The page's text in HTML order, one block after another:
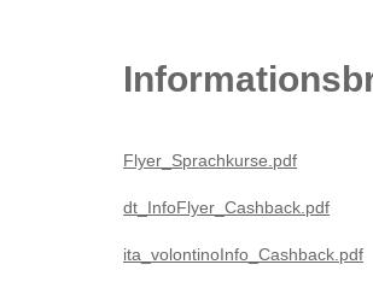
Flyer_Sprachkurse.pdf
dt_InfoFlyer_Cashback.pdf
ita_volontinoInfo_Cashback.pdf